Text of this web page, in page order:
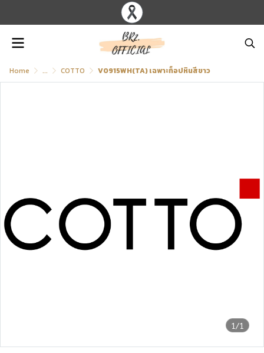
Home ... COTTO V0915WH(TA) เฉพาะท็อปหินสีขาว
1/1